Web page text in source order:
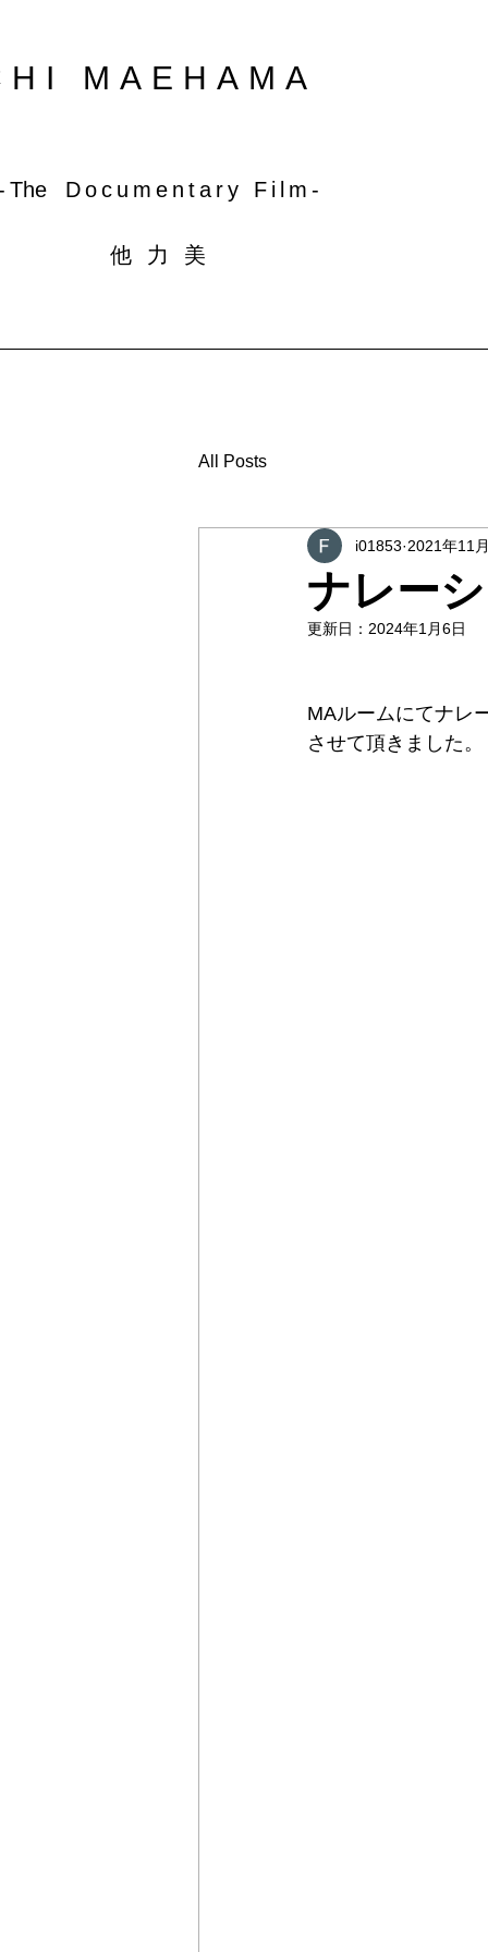
MAEHAMA
撮影｜ビデオカメラマン｜前濱福一
The Documentary Film-​
​他 力 美
All Posts
ナレー
i01853 2021年11
更新日： 2024年1月6日
MAルームにてナレ
させて頂きました。